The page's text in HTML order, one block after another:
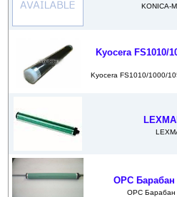
KONICA-
Kyocera FS1010/
Kyocera FS1010/1000/
OPC Барабан
OPC Барабан